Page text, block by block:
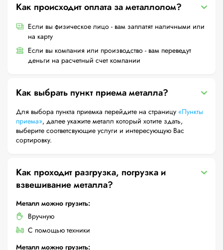
Как происходит оплата за металлолом?
Если вы физическое лицо - вам заплатят наличными или
на карту
Если вы компания или производство - вам переведут
деньги на расчетный счет компании
Как выбрать пункт приема металла?
Для выбора пункта приемка перейдите на страницу «Пункты
приема», далее укажите металл который хотите здать,
выберите соответсвующие услуги и интересующую Вас
сортировку.
Как проходит разгрузка, погрузка и
взвешивание металла?
Металл можно грузить:
Вручную
С помощью техники
Металл можно грузить: